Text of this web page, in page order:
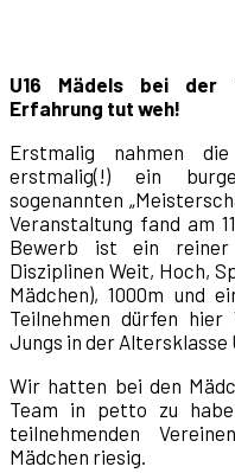
U16 Mädels bei der
Erfahrung tut weh!
Erstmalig nahmen
erstmalig(!) ein
sogenannten
Veranstaltung fand am
Bewerb ist ein reiner
Disziplinen Weit, Hoch,
Mädchen), 1000m und
Teilnehmen dürfen
Jungs in der Altersklasse
Wir hatten bei den
Team in petto zu
teilnehmenden
Mädchen riesig.